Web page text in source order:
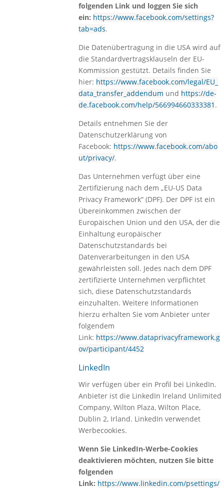
folgenden Link und loggen Sie sich
ein: https://www.facebook.com/settings?
tab=ads.
Die Datenübertragung in die USA wird auf
die Standardvertragsklauseln der EU-
Kommission gestützt. Details finden Sie
hier: https://www.facebook.com/legal/EU_
data_transfer_addendum und https://de-
de.facebook.com/help/566994660333381 .
Details entnehmen Sie der
Datenschutzerklärung von
Facebook: https://www.facebook.com/abo
ut/privacy/.
Das Unternehmen verfügt über eine
Zertifizierung nach dem „EU-US Data
Privacy Framework“ (DPF). Der DPF ist ein
Übereinkommen zwischen der
Europäischen Union und den USA, der die
Einhaltung europäischer
Datenschutzstandards bei
Datenverarbeitungen in den USA
gewährleisten soll. Jedes nach dem DPF
zertifizierte Unternehmen verpflichtet
sich, diese Datenschutzstandards
einzuhalten. Weitere Informationen
hierzu erhalten Sie vom Anbieter unter
folgendem
Link: https://www.dataprivacyframework.g
ov/participant/4452
LinkedIn
Wir verfügen über ein Profil bei LinkedIn.
Anbieter ist die LinkedIn Ireland Unlimited
Company, Wilton Plaza, Wilton Place,
Dublin 2, Irland. LinkedIn verwendet
Werbecookies.
Wenn Sie LinkedIn-Werbe-Cookies
deaktivieren möchten, nutzen Sie bitte
folgenden
Link: https://www.linkedin.com/psettings/